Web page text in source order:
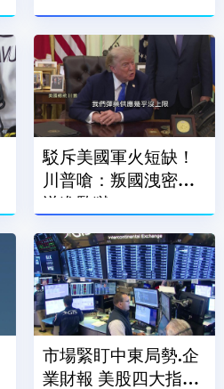
15％關稅
駁斥美國軍火短缺！
川普嗆：叛國洩密者
送進監獄
市場緊盯中東局勢.企
業財報 美股四大指數